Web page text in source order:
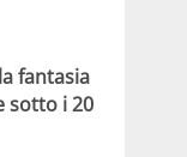
fantasia
sotto i 20